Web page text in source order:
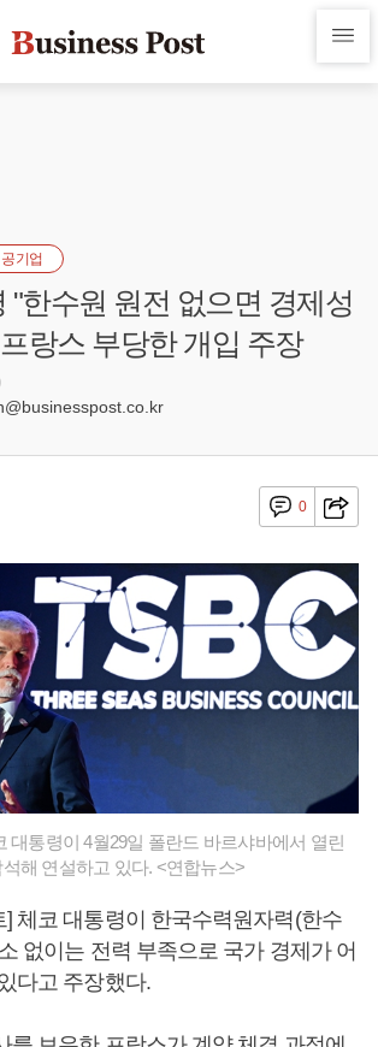
공기업
"한수원 원전 없으면 경제성
랑스 부당한 개입 주장
0
대통령이 4월29일 폴란드 바르샤바에서 열린
해 연설하고 있다. <연합뉴스>
] 체코 대통령이 한국수력원자력(한수
없이는 전력 부족으로 국가 경제가 어
다고 주장했다.